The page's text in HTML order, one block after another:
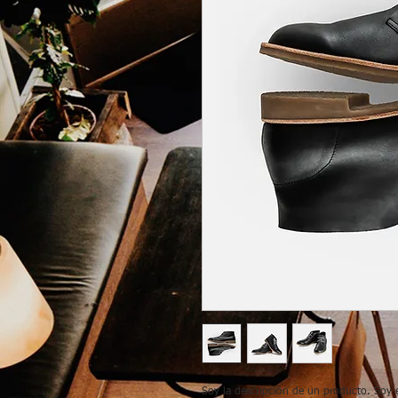
Soy la descripción de un producto. Soy